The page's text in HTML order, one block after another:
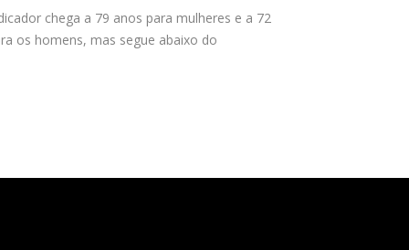
chega a 79 anos para mulheres e a 72
os homens, mas segue abaixo do